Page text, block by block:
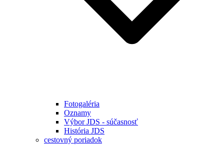
Fotogaléria
Oznamy
Výbor JDS - súčasnosť
História JDS
cestovný poriadok